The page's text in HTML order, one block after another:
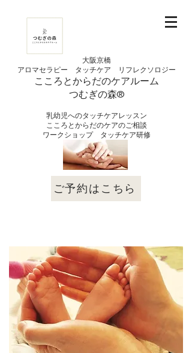
大阪京橋
アロマセラピー タッチケア
リフレクソロジー
こころとからだのケアルーム
つむぎの​森®︎
​乳幼児へのタッチケアレッスン
こころとからだのケアのご相談
​ワークショップ タッチケア研修
ご予約はこちら